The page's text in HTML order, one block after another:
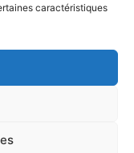
caractéristiques